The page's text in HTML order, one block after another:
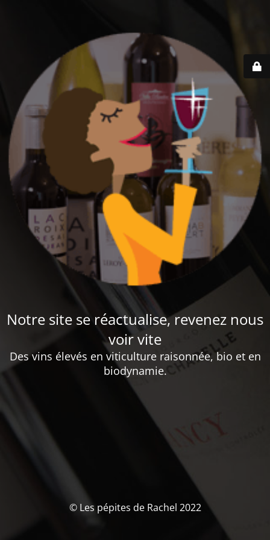
Notre site se réactualise, revenez nous
voir vite
Des vins élevés en viticulture raisonnée, bio et en
biodynamie.
© Les pépites de Rachel 2022